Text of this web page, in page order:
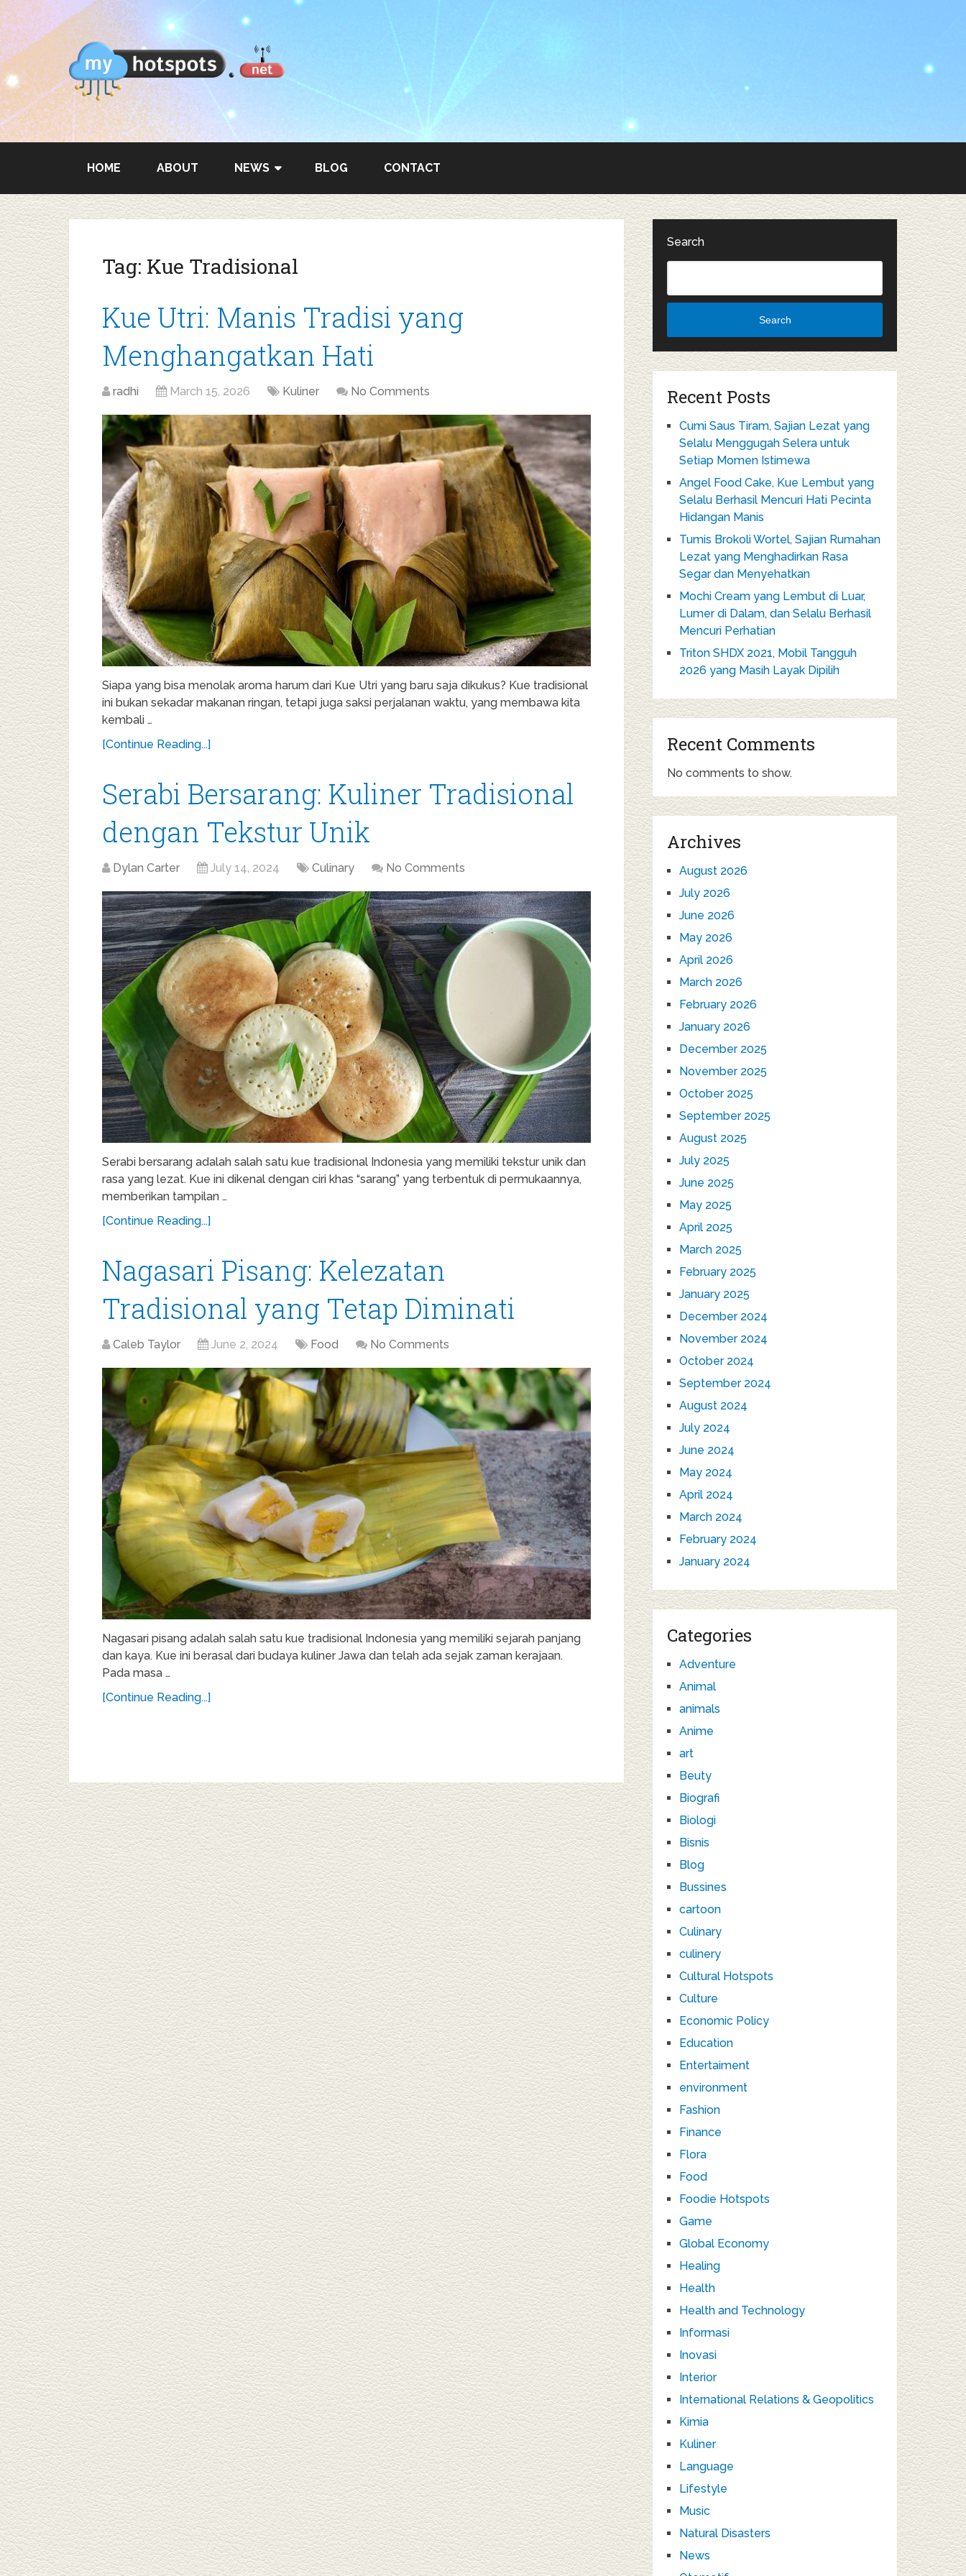
HOME ABOUT NEWS BLOG CONTACT
Tag: Kue Tradisional
Kue Utri: Manis Tradisi yang
Menghangatkan Hati
radhi March 15, 2026 Kuliner No Comments
Siapa yang bisa menolak aroma harum dari Kue Utri yang baru saja dikukus? Kue tradisional
ini bukan sekadar makanan ringan, tetapi juga saksi perjalanan waktu, yang membawa kita
kembali …
[Continue Reading...]
Serabi Bersarang: Kuliner Tradisional
dengan Tekstur Unik
Dylan Carter July 14, 2024 Culinary No Comments
Serabi bersarang adalah salah satu kue tradisional Indonesia yang memiliki tekstur unik dan
rasa yang lezat. Kue ini dikenal dengan ciri khas “sarang” yang terbentuk di permukaannya,
memberikan tampilan …
[Continue Reading...]
Nagasari Pisang: Kelezatan
Tradisional yang Tetap Diminati
Caleb Taylor June 2, 2024 Food No Comments
Nagasari pisang adalah salah satu kue tradisional Indonesia yang memiliki sejarah panjang
dan kaya. Kue ini berasal dari budaya kuliner Jawa dan telah ada sejak zaman kerajaan.
Pada masa …
[Continue Reading...]
Search
Search
Recent Posts
Cumi Saus Tiram, Sajian Lezat yang
Selalu Menggugah Selera untuk
Setiap Momen Istimewa
Angel Food Cake, Kue Lembut yang
Selalu Berhasil Mencuri Hati Pecinta
Hidangan Manis
Tumis Brokoli Wortel, Sajian Rumahan
Lezat yang Menghadirkan Rasa
Segar dan Menyehatkan
Mochi Cream yang Lembut di Luar,
Lumer di Dalam, dan Selalu Berhasil
Mencuri Perhatian
Triton SHDX 2021, Mobil Tangguh
2026 yang Masih Layak Dipilih
Recent Comments
No comments to show.
Archives
August 2026
July 2026
June 2026
May 2026
April 2026
March 2026
February 2026
January 2026
December 2025
November 2025
October 2025
September 2025
August 2025
July 2025
June 2025
May 2025
April 2025
March 2025
February 2025
January 2025
December 2024
November 2024
October 2024
September 2024
August 2024
July 2024
June 2024
May 2024
April 2024
March 2024
February 2024
January 2024
Categories
Adventure
Animal
animals
Anime
art
Beuty
Biografi
Biologi
Bisnis
Blog
Bussines
cartoon
Culinary
culinery
Cultural Hotspots
Culture
Economic Policy
Education
Entertaiment
environment
Fashion
Finance
Flora
Food
Foodie Hotspots
Game
Global Economy
Healing
Health
Health and Technology
Informasi
Inovasi
Interior
International Relations & Geopolitics
Kimia
Kuliner
Language
Lifestyle
Music
Natural Disasters
News